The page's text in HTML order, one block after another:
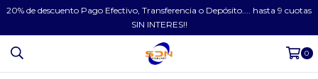
20% de descuento Pago Efectivo, Transferencia o Depósito.... hasta 9 cuotas
SIN INTERES!!
0